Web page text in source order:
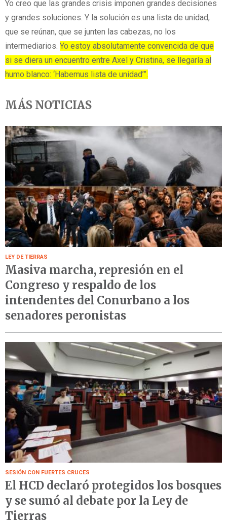
Yo creo que las grandes crisis imponen grandes decisiones
y grandes soluciones. Y la solución es una lista de unidad,
que se reúnan, que se junten las cabezas, no los
intermediarios. Yo estoy absolutamente convencida de que
si se diera un encuentro entre Axel y Cristina, se llegaría al
humo blanco: ‘Habemus lista de unidad’”.
MÁS NOTICIAS
LEY DE TIERRAS
Masiva marcha, represión en el
Congreso y respaldo de los
intendentes del Conurbano a los
senadores peronistas
SESIÓN CON FUERTES CRUCES
El HCD declaró protegidos los bosques
y se sumó al debate por la Ley de
Tierras